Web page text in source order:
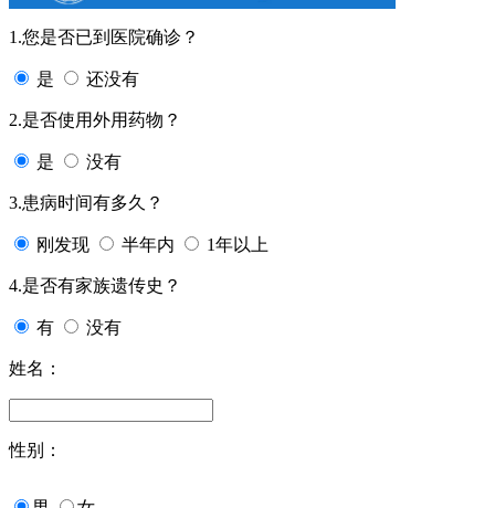
1.您是否已到医院确诊？
是 还没有
2.是否使用外用药物？
是 没有
3.患病时间有多久？
刚发现 半年内 1年以上
4.是否有家族遗传史？
有 没有
姓名：
性别：